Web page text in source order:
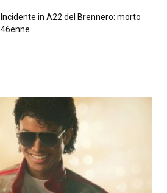
Incidente in A22 del Brennero: morto
46enne